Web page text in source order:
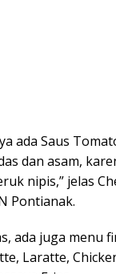
ada Saus
dan asam,
nipis,” jelas
Pontianak.
ada juga menu
Laratte,